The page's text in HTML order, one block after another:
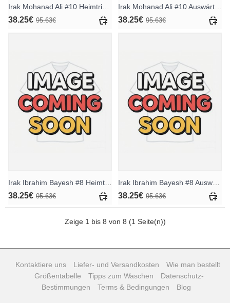
38.25€ 95.63€ 38.25€ 95.63€
38.25€ 95.63€ 38.25€ 95.63€
Zeige 1 bis 8 von 8 (1 Seite(n))
Kontaktiere uns Liefer- und Versandkosten
Wie man bestellt
Größentabelle
Tipps zum Waschen
Datenschutz-
Bestimmungen
Terms & Bedingungen Blog